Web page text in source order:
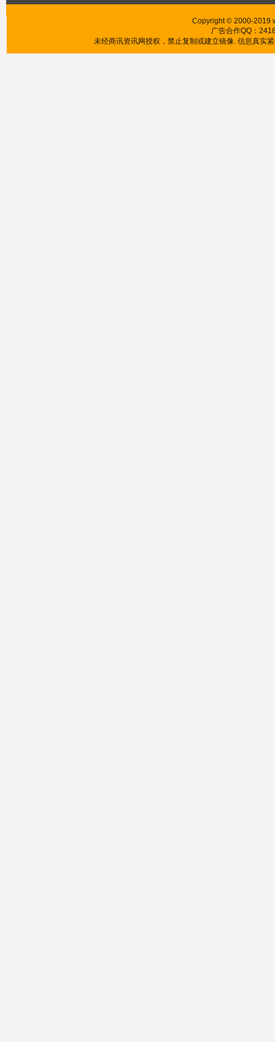
Copyright © 2000-2019
广告合作QQ：
未经商讯资讯网授权，禁止复制或建立镜像. 信息真实